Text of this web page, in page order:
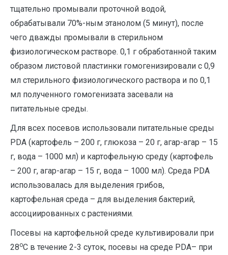
тщательно промывали проточной водой,
обрабатывали 70%-ным этанолом (5 минут), после
чего дважды промывали в стерильном
физиологическом растворе. 0,1 г обработанной таким
образом листовой пластинки гомогенизировали с 0,9
мл стерильного физиологического раствора и по 0,1
мл полученного гомогенизата засевали на
питательные среды.
Для всех посевов использовали питательные среды
PDA (картофель – 200 г, глюкоза – 20 г, агар-агар – 15
г, вода – 1000 мл) и картофельную среду (картофель
– 200 г, агар-агар – 15 г, вода – 1000 мл). Среда PDA
использовалась для выделения грибов,
картофельная среда – для выделения бактерий,
ассоциированных с растениями.
Посевы на картофельной среде культивировали при
28оС в течение 2-3 суток, посевы на среде PDA– при